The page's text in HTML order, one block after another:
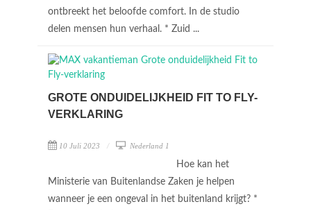
ontbreekt het beloofde comfort. In de studio
delen mensen hun verhaal. * Zuid ...
GROTE ONDUIDELIJKHEID FIT TO FLY-
VERKLARING
10 Juli 2023 Nederland 1
Hoe kan het
Ministerie van Buitenlandse Zaken je helpen
wanneer je een ongeval in het buitenland krijgt? *